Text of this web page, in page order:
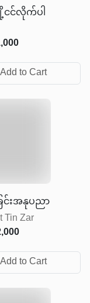
င်လိုက်ပါ
Add to Cart
င်းအနုပညာ
Tin Zar
Add to Cart